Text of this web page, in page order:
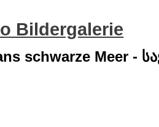
Bildergalerie
schwarze Meer -